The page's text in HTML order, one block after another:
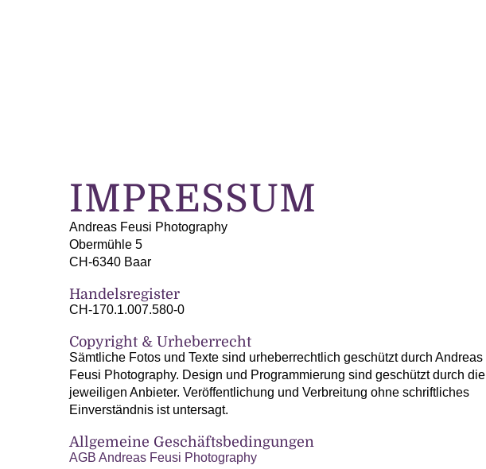
IMPRESSUM
Andreas Feusi Photography
Obermühle 5
CH-6340 Baar
Handelsregister
CH-170.1.007.580-0
Copyright & Urheberrecht
Sämtliche Fotos und Texte sind urheberrechtlich geschützt durch Andreas
Feusi Photography. Design und Programmierung sind geschützt durch die
jeweiligen Anbieter. Veröffentlichung und Verbreitung ohne schriftliches
Einverständnis ist untersagt.
Allgemeine Geschäftsbedingungen
AGB Andreas Feusi Photography